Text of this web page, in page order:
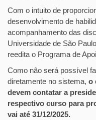
Com o intuito de
desenvolvimento de
acompanhamento das
Universidade de São
reedita o Programa de
Como não será possível
diretamente no sistema, o
devem contatar a
respectivo curso para
vai até 31/12/2025.